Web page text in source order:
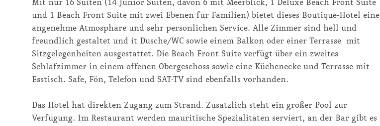
Mit nur 16 Suiten (14 Junior Suiten, davon 6 mit Meerblick, 1 Deluxe Beach Front Suite
und 1 Beach Front Suite mit zwei Ebenen für Familien) bietet dieses Boutique-Hotel eine
angenehme Atmosphäre und sehr persönlichen Service. Alle Zimmer sind hell und
freundlich gestaltet und it Dusche/WC sowie einem Balkon oder einer Terrasse mit
Sitzgelegenheiten ausgestattet. Die Beach Front Suite verfügt über ein zweites
Schlafzimmer in einem offenen Obergeschoss sowie eine Küchenecke und Terrasse mit
Esstisch. Safe, Fön, Telefon und SAT-TV sind ebenfalls vorhanden.
Das Hotel hat direkten Zugang zum Strand. Zusätzlich steht ein großer Pool zur
Verfügung. Im Restaurant werden mauritische Spezialitäten serviert, an der Bar gibt es